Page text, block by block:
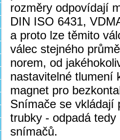
rozměry odpovídají
DIN ISO 6431,
a proto lze těmito
válec stejného
norem, od
nastavitelné tlumení
magnet pro
Snímače se vkládají
trubky - odpadá
snímačů.